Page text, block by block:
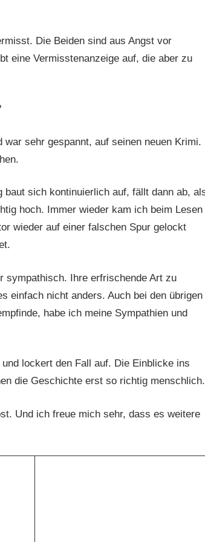
Die Beiden sind aus Angst vor
eine Vermisstenanzeige auf, die aber zu
sehr gespannt, auf seinen neuen Krimi.
sich kontinuierlich auf, fällt dann ab,
hoch. Immer wieder kam ich beim Lesen
wieder auf einer falschen Spur gelockt
sympathisch. Ihre erfrischende Art zu
einfach nicht anders. Auch bei den übrigen
habe ich meine Sympathien und
lockert den Fall auf. Die Einblicke ins
die Geschichte erst so richtig menschlich.
Und ich freue mich sehr, dass es weitere